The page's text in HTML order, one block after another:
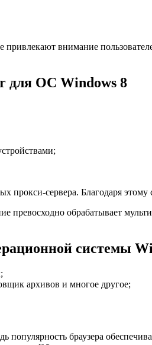
внимание
для ОС Windows 8
прокси-сервера. Благодаря
обрабатывает
системы
архивов и многое другое;
популярность браузера